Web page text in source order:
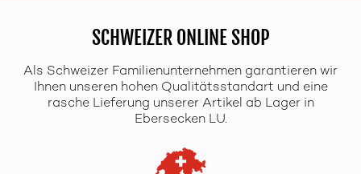
SCHWEIZER ONLINE SHOP
Als Schweizer Familienunternehmen garantieren wir
Ihnen unseren hohen Qualitätsstandart und eine
rasche Lieferung unserer Artikel ab Lager in
Ebersecken LU.